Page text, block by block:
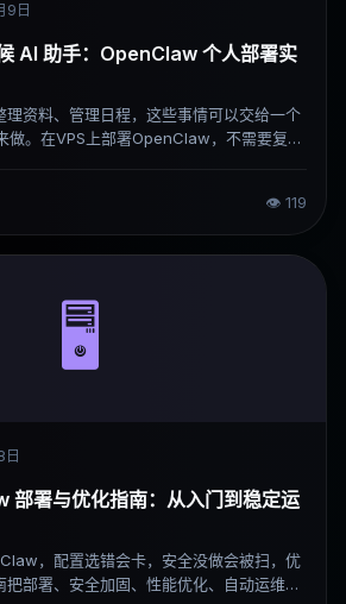
9日
AI 助手：OpenClaw 个人部署实
理资料、管理日程，这些事情可以交给一个
做。在VPS上部署OpenClaw，不需要复杂
👁 119
🖥️
部署与优化指南：从入门到稳定运
，配置选错会卡，安全没做会被扫，优
部署、安全加固、性能优化、自动运维几